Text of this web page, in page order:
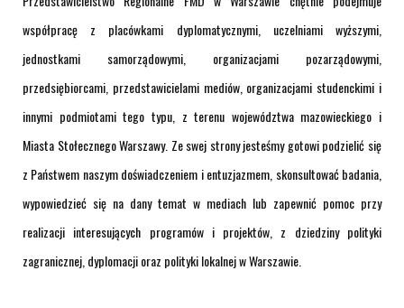
współpracę z placówkami dyplomatycznymi, uczelniami wyższymi,
jednostkami samorządowymi, organizacjami pozarządowymi,
przedsiębiorcami, przedstawicielami mediów, organizacjami studenckimi i
innymi podmiotami tego typu, z terenu województwa mazowieckiego i
Miasta Stołecznego Warszawy. Ze swej strony jesteśmy gotowi podzielić się
z Państwem naszym doświadczeniem i entuzjazmem, skonsultować badania,
wypowiedzieć się na dany temat w mediach lub zapewnić pomoc przy
realizacji interesujących programów i projektów, z dziedziny polityki
zagranicznej, dyplomacji oraz polityki lokalnej w Warszawie.